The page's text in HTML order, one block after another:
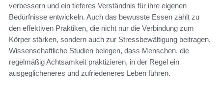
verbessern und ein tieferes Verständnis für ihre eigenen
Bedürfnisse entwickeln. Auch das bewusste Essen zählt zu
den effektiven Praktiken, die nicht nur die Verbindung zum
Körper stärken, sondern auch zur Stressbewältigung beitragen.
Wissenschaftliche Studien belegen, dass Menschen, die
regelmäßig Achtsamkeit praktizieren, in der Regel ein
ausgeglicheneres und zufriedeneres Leben führen.